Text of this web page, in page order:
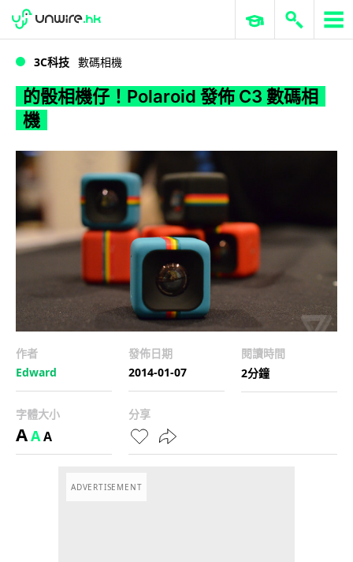
的骰相機仔！Polaroid 發佈 C3 數碼相機
WWDC 2026 ERP 與商業 AI
3C科技 數碼相機
的骰相機仔！Polaroid 發佈 C3 數碼相
機
作者
Edward
發佈日期
2014-01-07
閱讀時間
2分鐘
字體大小
AAA
分享
ADVERTISEMENT